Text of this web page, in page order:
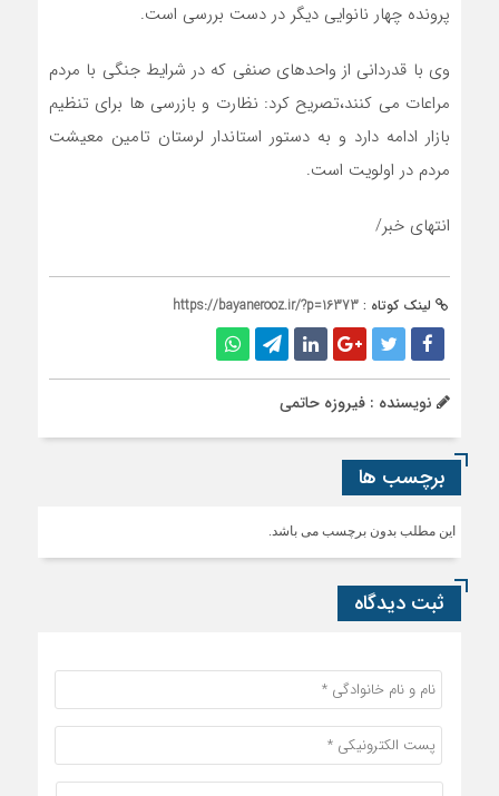
پرونده چهار نانوایی دیگر در دست بررسی است.
وی با قدردانی از واحدهای صنفی که در شرایط جنگی با مردم
مراعات می کنند،تصریح کرد: نظارت و بازرسی ها برای تنظیم
بازار ادامه دارد و به دستور استاندار لرستان تامین معیشت
مردم در اولویت است.
انتهای خبر/
لینک کوتاه : https://bayanerooz.ir/?p=16373
نویسنده : فیروزه حاتمی
برچسب ها
این مطلب بدون برچسب می باشد.
ثبت دیدگاه